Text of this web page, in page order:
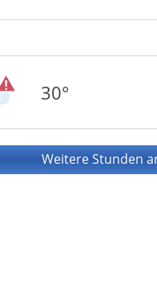
30°
Weitere Stunden